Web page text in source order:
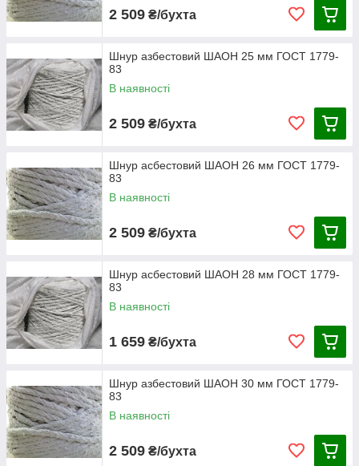
2 509 ₴/бухта
Шнур азбестовий ШАОН 25 мм ГОСТ 1779-
83
В наявності
2 509 ₴/бухта
Шнур асбестовий ШАОН 26 мм ГОСТ 1779-
83
В наявності
2 509 ₴/бухта
Шнур асбестовий ШАОН 28 мм ГОСТ 1779-
83
В наявності
1 659 ₴/бухта
Шнур азбестовий ШАОН 30 мм ГОСТ 1779-
83
В наявності
2 509 ₴/бухта